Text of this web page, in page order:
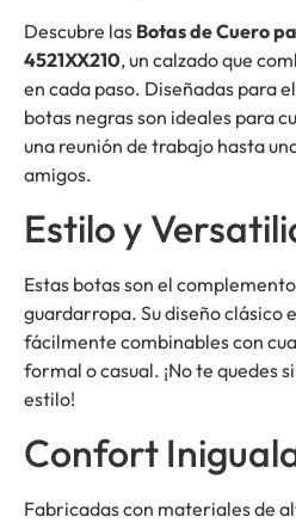
Descubre las Botas de Cuero
4521XX210, un calzado que
en cada paso. Diseñadas para
botas negras son ideales para
una reunión de trabajo hasta
amigos.
Estilo y
Estas botas son el
guardarropa. Su diseño clásico
fácilmente combinables con
formal o casual. ¡No te quedes
estilo!
Confort
Fabricadas con materiales de